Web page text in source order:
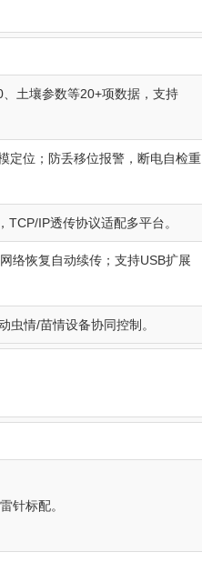
土壤参数等20+项数据，支持
定位；防丢移位报警，断电自检重
IP透传协议适配多平台。
络恢复自动续传；支持USB扩展
情/苗情设备协同控制。
针标配。